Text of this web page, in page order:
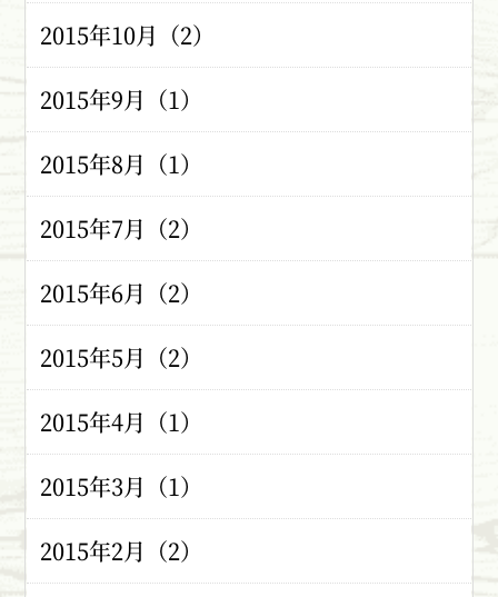
2015年10月（2）
2015年9月（1）
2015年8月（1）
2015年7月（2）
2015年6月（2）
2015年5月（2）
2015年4月（1）
2015年3月（1）
2015年2月（2）